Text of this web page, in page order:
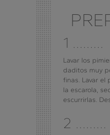
1 .........
Lavar los
daditos muy
finas. Lavar el
la escarola,
escurrirlas.
2 .........